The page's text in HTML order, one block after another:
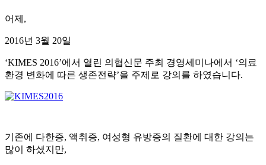
어제,
2016년 3월 20일
‘KIMES 2016’에서 열린 의협신문 주최 경영세미나에서 ‘의료
환경 변화에 따른 생존전략’을 주제로 강의를 하였습니다.
기존에 다한증, 액취증, 여성형 유방증의 질환에 대한 강의는
많이 하셨지만,